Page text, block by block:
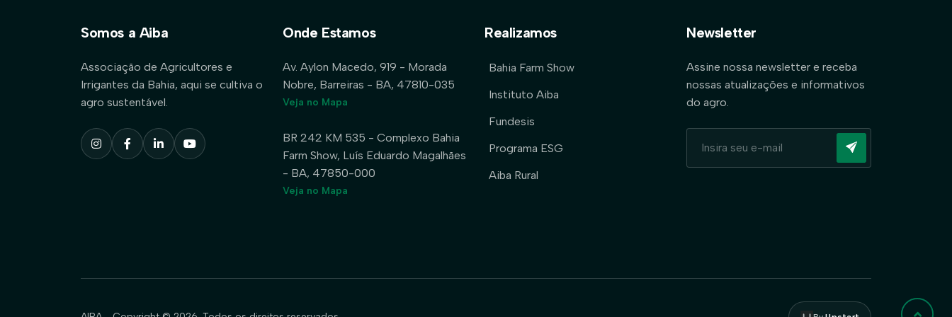
Somos a Aiba
Associação de Agricultores e
Irrigantes da Bahia, aqui se cultiva o
agro sustentável.
Onde Estamos
Av. Aylon Macedo, 919 - Morada
Nobre, Barreiras - BA, 47810-035
Veja no Mapa
BR 242 KM 535 - Complexo Bahia
Farm Show, Luís Eduardo Magalhães
- BA, 47850-000
Veja no Mapa
Realizamos
Bahia Farm Show
Instituto Aiba
Fundesis
Programa ESG
Aiba Rural
Newsletter
Assine nossa newsletter e receba
nossas atualizações e informativos
do agro.